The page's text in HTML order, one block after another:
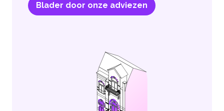
Blader door onze adviezen